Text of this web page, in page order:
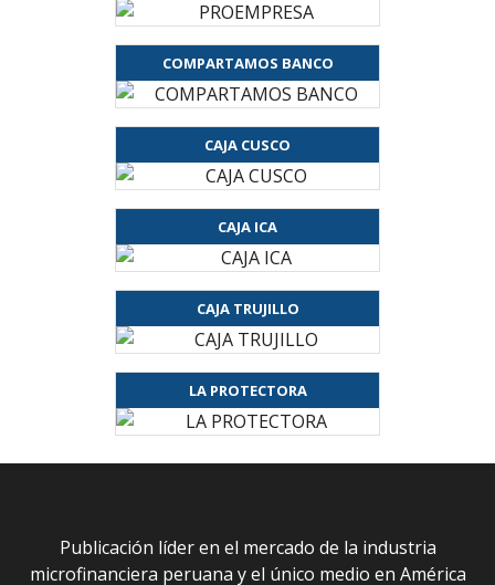
COMPARTAMOS BANCO
CAJA CUSCO
CAJA ICA
CAJA TRUJILLO
LA PROTECTORA
Publicación líder en el mercado de la industria
microfinanciera peruana y el único medio en América